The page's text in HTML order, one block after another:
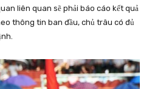
liên quan sẽ phải báo cáo kết quả
thông tin ban đầu, chủ trâu có đủ